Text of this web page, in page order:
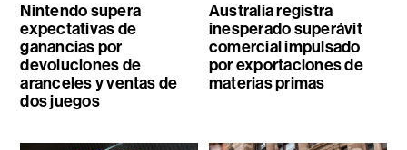
Nintendo supera
expectativas de
ganancias por
devoluciones de
aranceles y ventas de
dos juegos
Australia registra
inesperado superávit
comercial impulsado
por exportaciones de
materias primas